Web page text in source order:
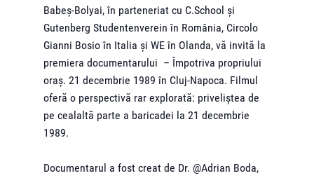
Babeș-Bolyai, în parteneriat cu C.School și
Gutenberg Studentenverein în România, Circolo
Gianni Bosio în Italia și WE în Olanda, vă invită la
premiera documentarului – Împotriva propriului
oraș. 21 decembrie 1989 în Cluj-Napoca. Filmul
oferă o perspectivă rar explorată: priveliștea de
pe cealaltă parte a baricadei la 21 decembrie
1989.
Documentarul a fost creat de Dr. @Adrian Boda,